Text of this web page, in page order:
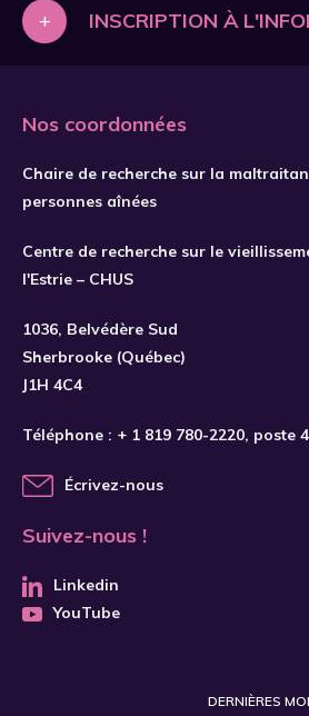
+ INSCRIPTION À
Nos coordonnées
Chaire de recherche sur la
personnes aînées
Centre de recherche sur le
l'Estrie – CHUS
1036, Belvédère Sud
Sherbrooke (Québec)
J1H 4C4
Téléphone : + 1 819 780-2220, poste
Écrivez-nous
Suivez-nous !
Linkedin
YouTube
DERNIÈRES